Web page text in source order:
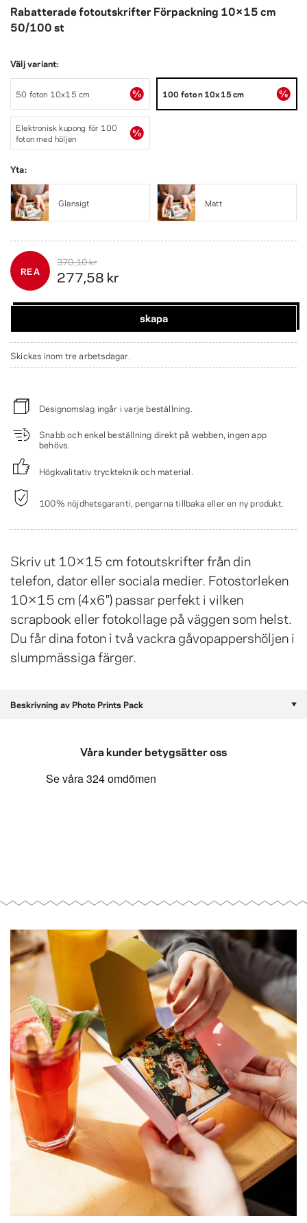
Rabatterade fotoutskrifter Förpackning 10×15 cm
50/100 st
Skriv ut 10×15 cm fotoutskrifter från din
telefon, dator eller sociala medier. Fotostorleken
10×15 cm (4x6") passar perfekt i vilken
scrapbook eller fotokollage på väggen som helst.
Du får dina foton i två vackra gåvopappershöljen i
slumpmässiga färger.
Välj variant:
50 foton 10x15 cm 100 foton 10x15 cm
Elektronisk kupong för 100
foton med höljen
Yta:
Glansigt Matt
REA
370,10 kr
277,58 kr
skapa
Skickas inom tre arbetsdagar.
Designomslag ingår i varje beställning.
Snabb och enkel beställning direkt på webben, ingen app
behövs.
Högkvalitativ tryckteknik och material.
100% nöjdhetsgaranti, pengarna tillbaka eller en ny produkt.
Beskrivning av Photo Prints Pack
Våra kunder betygsätter oss